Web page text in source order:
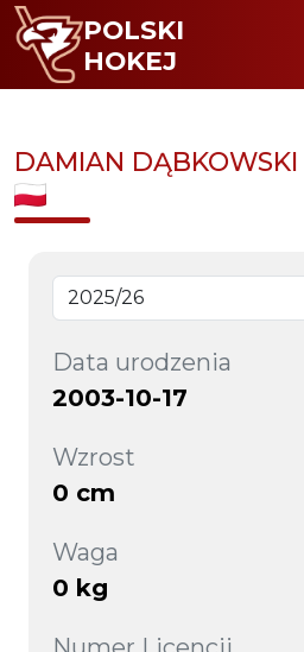
POLSKI
HOKEJ
DAMIAN DĄBKOWSKI
Data urodzenia
2003-10-17
Wzrost
0 cm
Waga
0 kg